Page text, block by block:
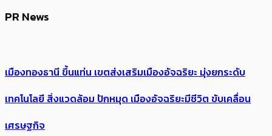
PR News
เมืองทองธานี ขึ้นแท่น เขตส่งเสริมเมืองอัจฉริยะ มุ่งยกระดับ
เทคโนโลยี สิ่งแวดล้อม ปักหมุด เมืองอัจฉริยะมีชีวิต ขับเคลื่อน
เศรษฐกิจ